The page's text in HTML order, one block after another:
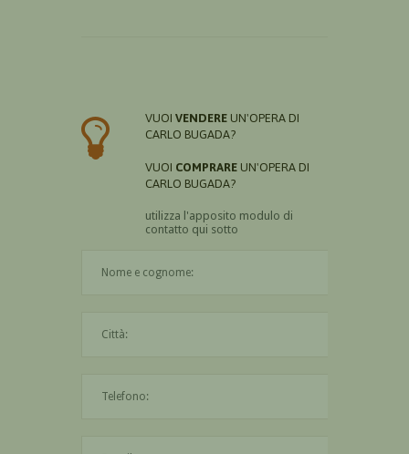
VUOI VENDERE UN'OPERA DI
CARLO BUGADA?
VUOI COMPRARE UN'OPERA DI
CARLO BUGADA?
utilizza l'apposito modulo di
contatto qui sotto